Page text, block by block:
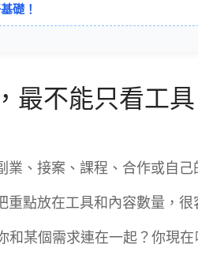
礎！
最不能只看工具
、接案、課程、合作或自己
點放在工具和內容數量，很
和某個需求連在一起？你現